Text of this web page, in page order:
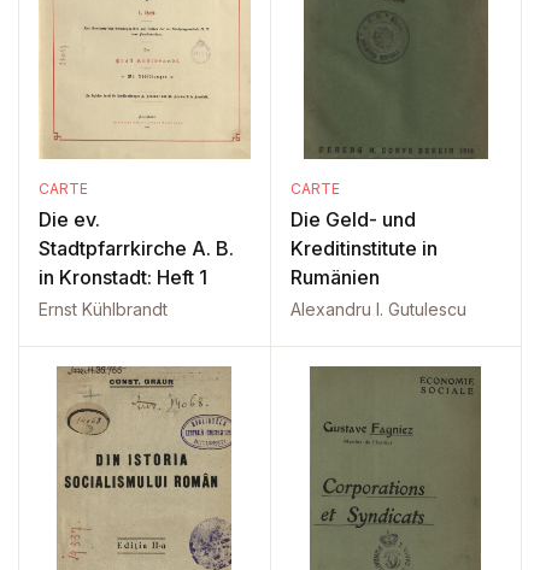
CARTE
Die ev.
Stadtpfarrkirche A. B.
in Kronstadt: Heft 1
Ernst Kühlbrandt
CARTE
Die Geld- und
Kreditinstitute in
Rumänien
Alexandru I. Gutulescu